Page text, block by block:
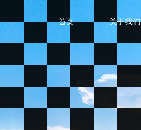
首页 关于我们